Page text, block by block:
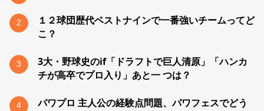
2
１２球団歴代ベストナインで一番強いチームってど
こ？
3
3大・野球史のif「ドラフトで巨人清原」「ハンカ
チが高卒でプロ入り」あと一 つは？
4
パワプロ 主人公の経験点問題、パワフェスでどう